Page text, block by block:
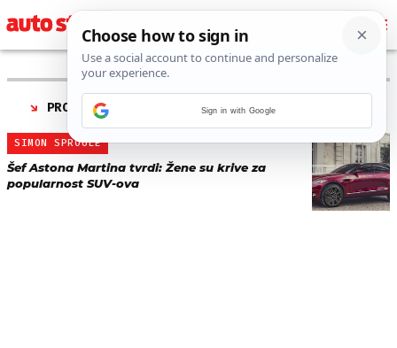
PRONAĐENO 1 REZULTATA ZA TAG “
SIMON SPROULE
Šef Astona Martina tvrdi: Žene su krive za
popularnost SUV-ova
Sign in with Google